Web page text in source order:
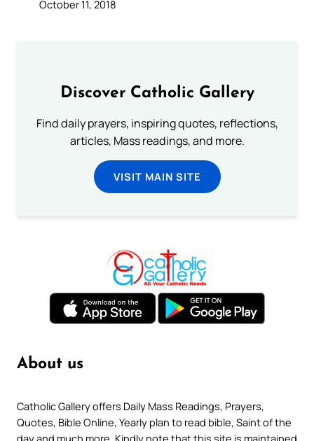
October 11, 2018
Discover Catholic Gallery
Find daily prayers, inspiring quotes, reflections,
articles, Mass readings, and more.
VISIT MAIN SITE
About us
Catholic Gallery offers Daily Mass Readings, Prayers,
Quotes, Bible Online, Yearly plan to read bible, Saint of the
day and much more. Kindly note that this site is maintained